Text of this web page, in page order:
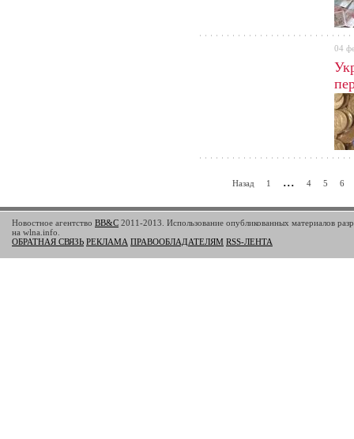
04
Назад 1 ... 4 5 6
Новостное агентство BB&C 2011-2013. Использование опубликованных материалов
на wlna.info.
ОБРАТНАЯ СВЯЗЬ РЕКЛАМА ПРАВООБЛАДАТЕЛЯМ RSS-ЛЕНТА